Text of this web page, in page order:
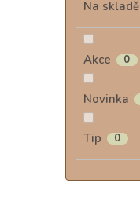
Na skladě
Akce 0
Novinka
Tip 0